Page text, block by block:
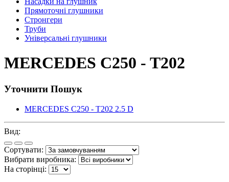
Прямоточні глушники
Стронгери
Труби
Універсальні глушники
MERCEDES C250 - T202
Уточнити Пошук
MERCEDES C250 - T202 2.5 D
Вид:
Сортувати:
Вибрати виробника:
На сторінці: